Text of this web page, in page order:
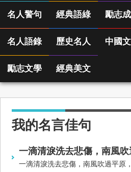
名人警句 經典語綠 勵志
名人語錄 歷史名人 中國
勵志文學 經典美文
我的名言佳句
一滴清淚洗去悲傷，南風吹
一滴清淚洗去悲傷，南風吹過平原